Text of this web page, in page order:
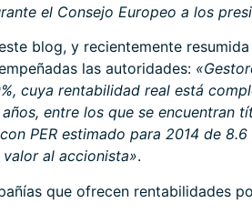
el Consejo Europeo a los
blog, y recientemente
las autoridades:
cuya rentabilidad real está
entre los que se
PER estimado para 2014 de
al accionista».
que ofrecen rentabilidades